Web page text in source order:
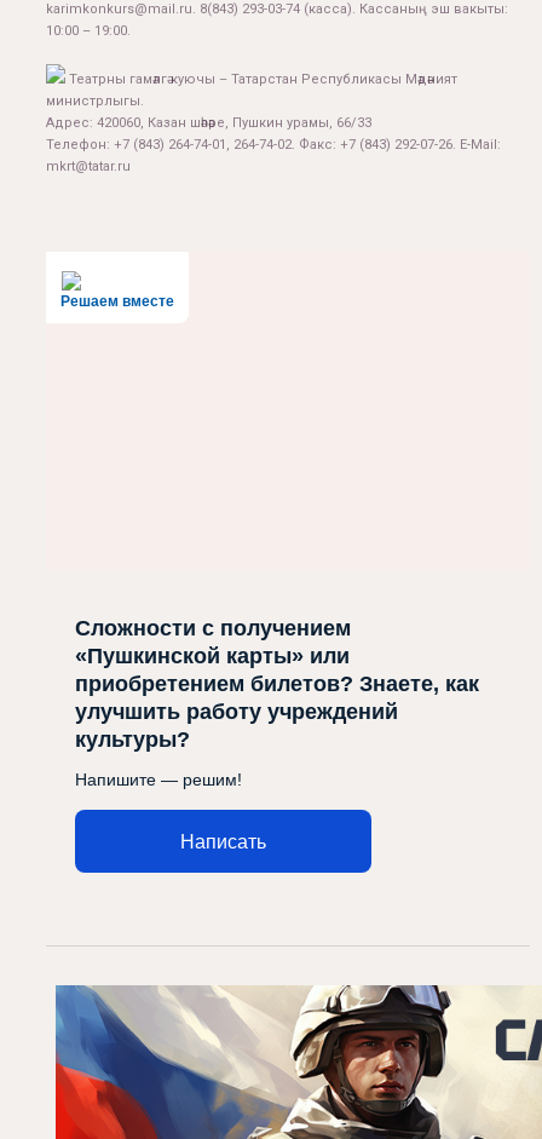
karimkonkurs@mail.ru. 8(843) 293-03-74 (касса). Кассаның эш вакыты:
10:00 – 19:00.
Театрны гамәлгә куючы – Татарстан Республикасы Мәдәният
министрлыгы.
Адрес: 420060, Казан шәһәре, Пушкин урамы, 66/33
Телефон: +7 (843) 264-74-01, 264-74-02. Факс: +7 (843) 292-07-26. E-Mail:
mkrt@tatar.ru
Решаем вместе
Сложности с получением
«Пушкинской карты» или
приобретением билетов? Знаете, как
улучшить работу учреждений
культуры?
Напишите — решим!
Написать